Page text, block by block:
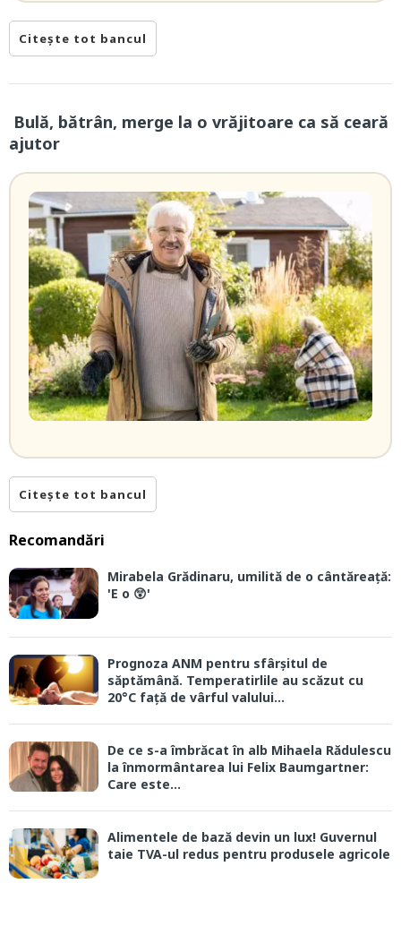
Citește tot bancul
Bulă, bătrân, merge la o vrăjitoare ca să ceară
ajutor
Citește tot bancul
Recomandări
Mirabela Grădinaru, umilită de o cântăreață:
'E o 😲'
Prognoza ANM pentru sfârșitul de
săptămână. Temperatirlile au scăzut cu
20°C față de vârful valului...
De ce s-a îmbrăcat în alb Mihaela Rădulescu
la înmormântarea lui Felix Baumgartner:
Care este...
Alimentele de bază devin un lux! Guvernul
taie TVA-ul redus pentru produsele agricole